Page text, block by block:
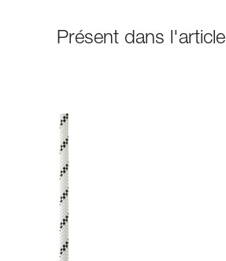
Présent dans l'article